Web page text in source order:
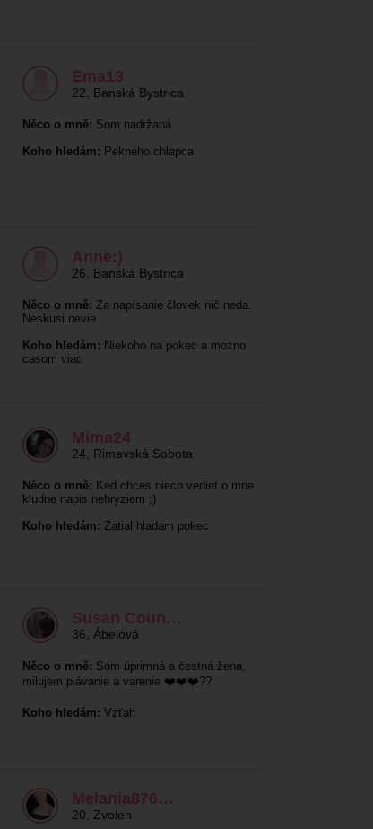
Ema13
22 Banská Bystrica
Něco o mně: Som nadržaná
Koho hledám: Pekného chlapca
Anne:)
26 Banská Bystrica
Něco o mně: Za napísanie človek nič neda.
Neskusi nevie
Koho hledám: Niekoho na pokec a mozno
casom viac
Mima24
24 Rimavská Sobota
Něco o mně: Ked chces nieco vediet o mne
kludne napis nehryziem ;)
Koho hledám: Zatial hladam pokec
Susan Coun…
36 Ábelová
Něco o mně: Som úprimná a čestná žena,
milujem plávanie a varenie ❤️❤️❤️??
Koho hledám: Vzťah
Melania876…
20 Zvolen